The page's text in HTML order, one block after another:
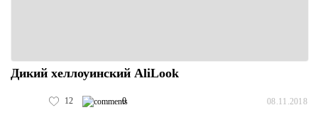
Дикий хеллоуинский AliLook
12 0 08.11.2018